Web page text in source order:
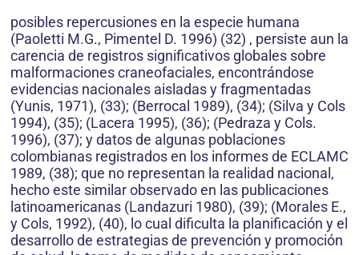
posibles repercusiones en la especie humana
(Paoletti M.G., Pimentel D. 1996) (32) , persiste aun la
carencia de registros significativos globales sobre
malformaciones craneofaciales, encontrándose
evidencias nacionales aisladas y fragmentadas
(Yunis, 1971), (33); (Berrocal 1989), (34); (Silva y Cols
1994), (35); (Lacera 1995), (36); (Pedraza y Cols.
1996), (37); y datos de algunas poblaciones
colombianas registrados en los informes de ECLAMC
1989, (38); que no representan la realidad nacional,
hecho este similar observado en las publicaciones
latinoamericanas (Landazuri 1980), (39); (Morales E.,
y Cols, 1992), (40), lo cual dificulta la planificación y el
desarrollo de estrategias de prevención y promoción